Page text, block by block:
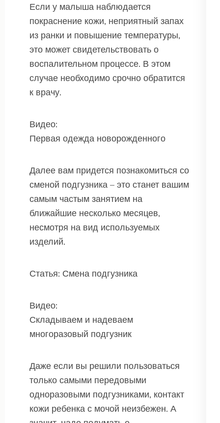
Если у малыша наблюдается
покраснение кожи, неприятный запах
из ранки и повышение температуры,
это может свидетельствовать о
воспалительном процессе. В этом
случае необходимо срочно обратится
к врачу.
Видео:
Первая одежда новорожденного
Далее вам придется познакомиться со
сменой подгузника – это станет вашим
самым частым занятием на
ближайшие несколько месяцев,
несмотря на вид используемых
изделий.
Статья: Смена подгузника
Видео:
Складываем и надеваем
многоразовый подгузник
Даже если вы решили пользоваться
только самыми передовыми
одноразовыми подгузниками, контакт
кожи ребенка с мочой неизбежен. А